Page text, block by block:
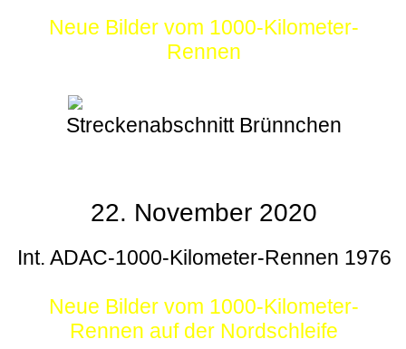
Neue Bilder vom 1000-Kilometer-
Rennen
Streckenabschnitt Brünnchen
22. November 2020
Int. ADAC-1000-Kilometer-Rennen 1976
Neue Bilder vom 1000-Kilometer-
Rennen auf der Nordschleife